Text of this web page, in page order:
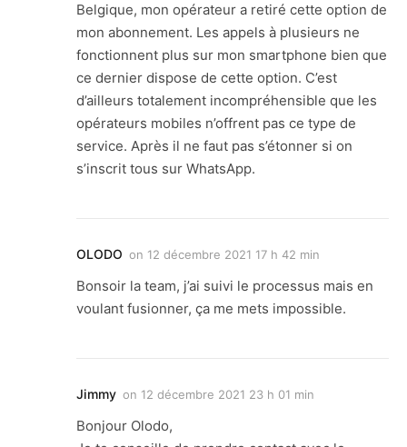
Belgique, mon opérateur a retiré cette option de
mon abonnement. Les appels à plusieurs ne
fonctionnent plus sur mon smartphone bien que
ce dernier dispose de cette option. C’est
d’ailleurs totalement incompréhensible que les
opérateurs mobiles n’offrent pas ce type de
service. Après il ne faut pas s’étonner si on
s’inscrit tous sur WhatsApp.
OLODO on 12 décembre 2021 17 h 42 min
Bonsoir la team, j’ai suivi le processus mais en
voulant fusionner, ça me mets impossible.
Jimmy on 12 décembre 2021 23 h 01 min
Bonjour Olodo,